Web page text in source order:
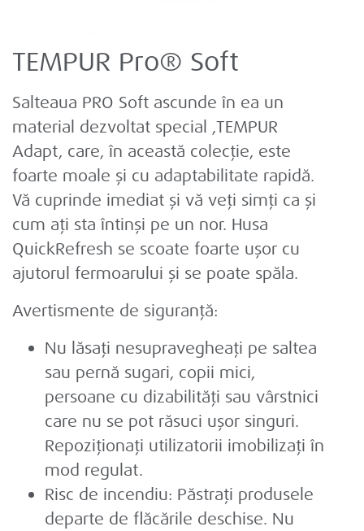
TEMPUR Pro® Soft
Salteaua PRO Soft ascunde în ea un
material dezvoltat special ,TEMPUR
Adapt, care, în această colecție, este
foarte moale și cu adaptabilitate rapidă.
Vă cuprinde imediat și vă veți simți ca și
cum ați sta întinși pe un nor. Husa
QuickRefresh se scoate foarte ușor cu
ajutorul fermoarului și se poate spăla.
Avertismente de siguranță:
Nu lăsați nesupravegheați pe saltea
sau pernă sugari, copii mici,
persoane cu dizabilități sau vârstnici
care nu se pot răsuci ușor singuri.
Repoziționați utilizatorii imobilizați în
mod regulat.
Risc de incendiu: Păstrați produsele
departe de flăcările deschise. Nu